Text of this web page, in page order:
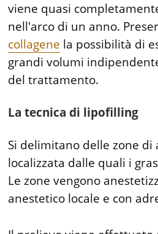
viene quasi
nell'arco di un anno.
collagene la possibilità di
grandi volumi
del trattamento.
La tecnica di lipofilling
Si delimitano delle zone di
localizzata dalle quali i
Le zone vengono
anestetico locale e con